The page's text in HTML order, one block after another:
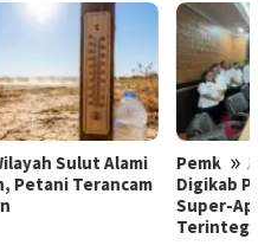
»
Pemkab Minut Luncurkan
Digikab Powered by Balé,
Super-App Layanan Publik
Terintegrasi Tanpa APBD